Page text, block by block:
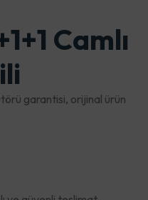
Camlı
garantisi, orijinal ürün